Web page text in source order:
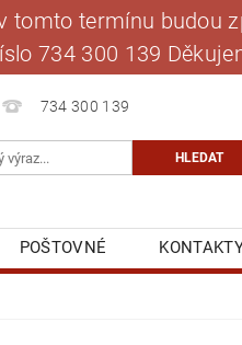
tomto termínu budou
734 300 139
734 300 139
POŠTOVNÉ